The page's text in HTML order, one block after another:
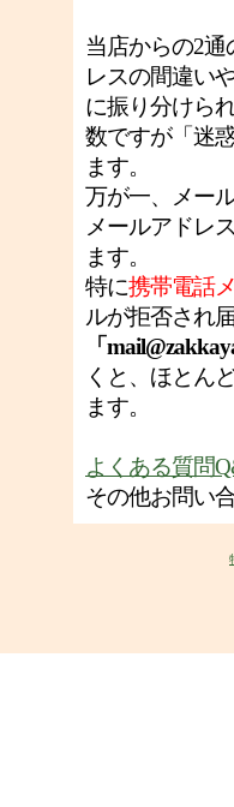
当店からの2
レスの間違い
に振り分けら
数ですが「迷
ます。
万が一、メー
メールアドレ
ます。
特に携帯電話
ルが拒否され
「
くと、ほとん
ます。
よくある質問
その他お問い